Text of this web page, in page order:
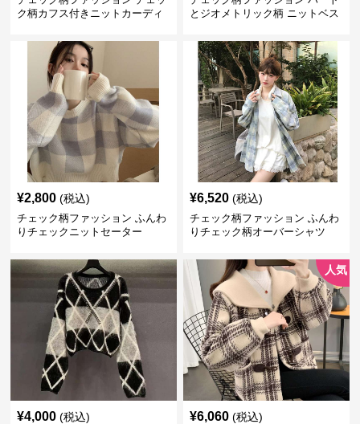
ク柄カフス付きニットカーディ
とジオメトリック柄 ニットベス
¥2,800 (税込)
チェック柄ファッション ふんわ
りチェックニットセーター
¥6,520 (税込)
チェック柄ファッション ふんわ
りチェック柄オーバーシャツ
¥4,000 (税込)
人気
¥6,060 (税込)